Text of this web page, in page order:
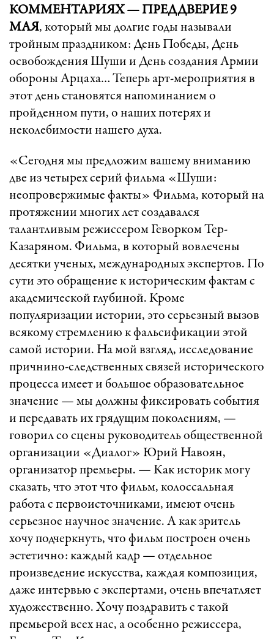
КОММЕНТАРИЯХ — ПРЕДДВЕРИЕ 9
МАЯ, который мы долгие годы называли
тройным праздником: День Победы, День
освобождения Шуши и День создания Армии
обороны Арцаха… Теперь арт-мероприятия в
этот день становятся напоминанием о
пройденном пути, о наших потерях и
неколебимости нашего духа.
«Сегодня мы предложим вашему вниманию
две из четырех серий фильма «Шуши:
неопровержимые факты» Фильма, который на
протяжении многих лет создавался
талантливым режиссером Геворком Тер-
Казаряном. Фильма, в который вовлечены
десятки ученых, международных экспертов. По
сути это обращение к историческим фактам с
академической глубиной. Кроме
популяризации истории, это серьезный вызов
всякому стремлению к фальсификации этой
самой истории. На мой взгляд, исследование
причнино-следственных связей исторического
процесса имеет и большое образовательное
значение — мы должны фиксировать события
и передавать их грядущим поколениям, —
говорил со сцены руководитель общественной
организации «Диалог» Юрий Навоян,
организатор премьеры. — Как историк могу
сказать, что этот что фильм, колоссальная
работа с первоисточниками, имеют очень
серьезное научное значение. А как зритель
хочу подчеркнуть, что фильм построен очень
эстетично: каждый кадр — отдельное
произведение искусства, каждая композиция,
даже интервью с экспертами, очень впечатляет
художественно. Хочу поздравить с такой
премьерой всех нас, а особенно режиссера,